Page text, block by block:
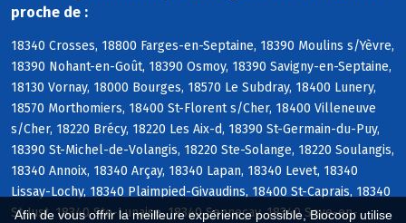
Afin de vous offrir la meilleure expérience possible, Biocoop utilise
proche de :
18340 Crosses, 18800 Farges-en-Septaine, 18390 Moulins s/Yèvre,
18390 Nohant-en-Goût, 18390 Osmoy, 18390 Savigny-en-Septaine,
18130 Vornay, 18000 Bourges, 18570 Le Subdray, 18400 Lunery,
18570 Morthomiers, 18400 St-Florent s/Cher, 18400 Villeneuve
s/Cher, 18220 Brécy, 18220 Les Aix-d, 18390 St-Germain-du-Puy,
18390 St-Michel-de-Volangis, 18220 Ste-Solange, 18220 Soulangis,
18340 Annoix, 18340 Arçay, 18340 Lapan, 18340 Levet, 18340
Lissay-Lochy, 18340 Plaimpied-Givaudins, 18400 St-Caprais, 18340
St-Just, 18340 Ste-Lunaise, 18340 Senneçay, 18340 Soye-en-